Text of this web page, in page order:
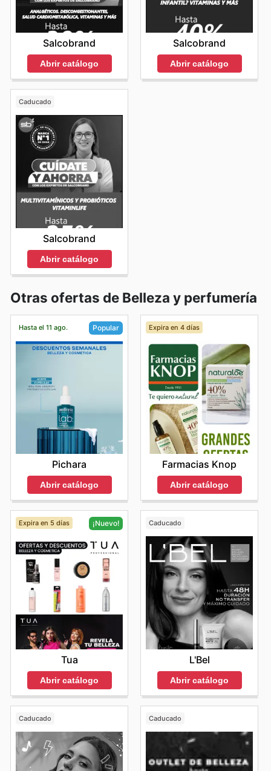
Salcobrand
Abrir catálogo
Salcobrand
Abrir catálogo
Caducado
Salcobrand
Abrir catálogo
Otras ofertas de Belleza y perfumería
Hasta el 11 ago. Popular
Pichara
Abrir catálogo
Expira en 4 días
Farmacias Knop
Abrir catálogo
Expira en 5 días ¡Nuevo!
Tua
Abrir catálogo
Caducado
L'Bel
Abrir catálogo
Caducado Caducado